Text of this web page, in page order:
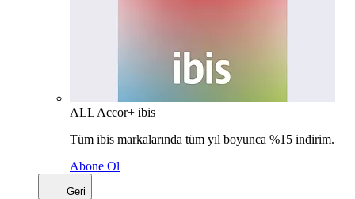
ALL Accor+ ibis
Tüm ibis markalarında tüm yıl boyunca %15 indirim.
Abone Ol
Geri